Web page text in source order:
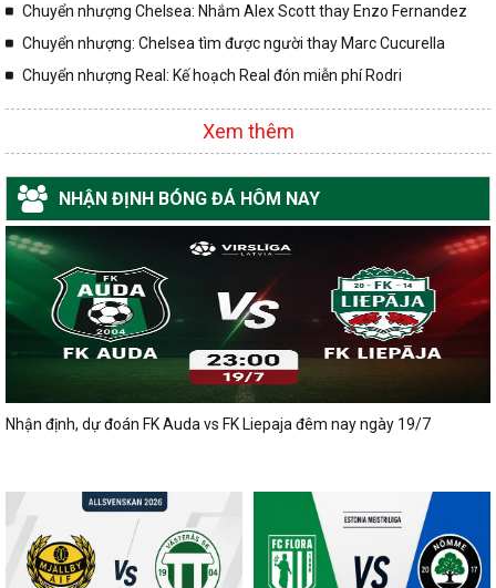
Chuyển nhượng Chelsea: Nhắm Alex Scott thay Enzo Fernandez
Chuyển nhượng: Chelsea tìm được người thay Marc Cucurella
Chuyển nhượng Real: Kế hoạch Real đón miễn phí Rodri
Xem thêm
NHẬN ĐỊNH BÓNG ĐÁ HÔM NAY
Nhận định, dự đoán FK Auda vs FK Liepaja đêm nay ngày 19/7